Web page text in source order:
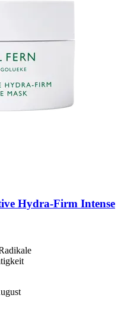
Hydra-​Firm Intense